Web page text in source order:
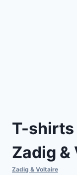
T-
Zadig
Zadig & Voltaire